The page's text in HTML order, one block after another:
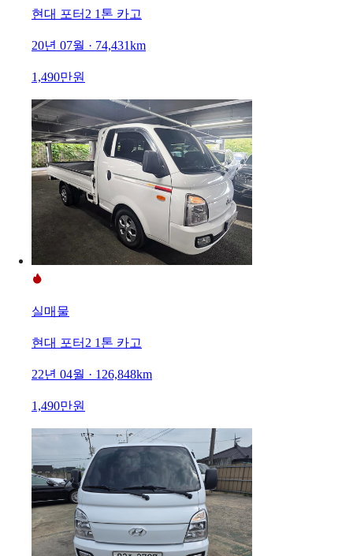
현대 포터2 1톤 카고
20년 07월 · 74,431km
1,490만원
실매물
현대 포터2 1톤 카고
22년 04월 · 126,848km
1,490만원